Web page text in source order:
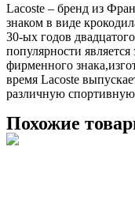
Lacoste – бренд из
знаком в виде
30-ых годов
популярности
фирменного
время Lacoste
различную спортивную
Похожие